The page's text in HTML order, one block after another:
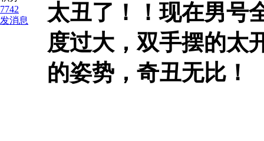
7742
发消息
太丑了！！现在男号
度过大，双手摆的太
的姿势，奇丑无比！